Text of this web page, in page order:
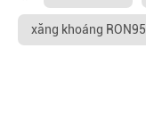
xăng khoáng RON95